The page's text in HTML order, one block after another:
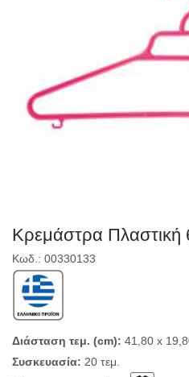
Κρεμάστρα Πλαστική
Κωδ.: 00330133
Διάσταση τεμ. (cm): 41,80 x
Συσκευασία: 20 τεμ.